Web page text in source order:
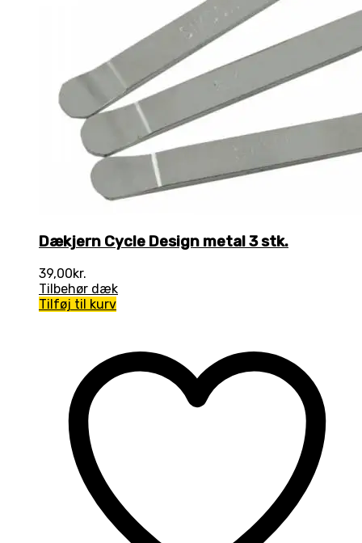
Dækjern Cycle Design metal 3 stk.
39,00kr.
Tilbehør dæk
Tilføj til kurv